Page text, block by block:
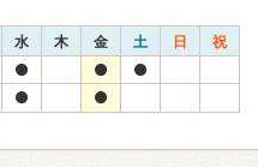
水 木 金 土 日 祝